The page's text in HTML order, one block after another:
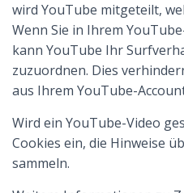
wird YouTube mitgeteilt,
Wenn Sie in Ihrem
kann YouTube Ihr
zuzuordnen. Dies
aus Ihrem YouTube-
Wird ein YouTube-Video
Cookies ein, die Hinweise
sammeln.